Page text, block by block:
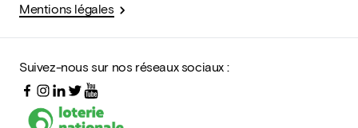
Mentions légales
Suivez-nous sur nos réseaux sociaux :